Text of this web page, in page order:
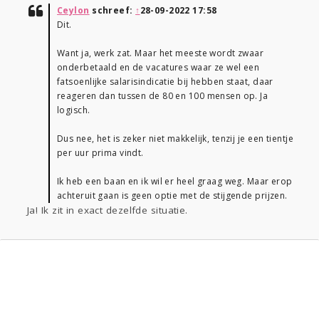
Ceylon schreef: ↑28-09-2022 17:58
Dit.
Want ja, werk zat. Maar het meeste wordt zwaar
onderbetaald en de vacatures waar ze wel een
fatsoenlijke salarisindicatie bij hebben staat, daar
reageren dan tussen de 80 en 100 mensen op. Ja
logisch.
Dus nee, het is zeker niet makkelijk, tenzij je een tientje
per uur prima vindt.
Ik heb een baan en ik wil er heel graag weg. Maar erop
achteruit gaan is geen optie met de stijgende prijzen.
Ja! Ik zit in exact dezelfde situatie.